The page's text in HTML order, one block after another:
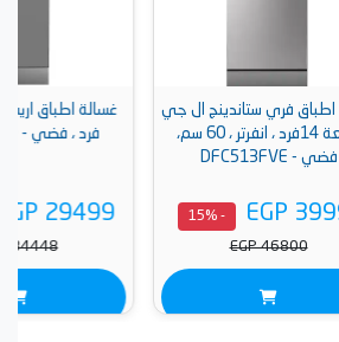
ال جي
، سعة 14فرد ، انفرتر ، 60 سم،
- 15%
غسالة اطباق اريستون، سعة 15
فرد ، فضي - DFN856XQ
EGP 29499
- 15%